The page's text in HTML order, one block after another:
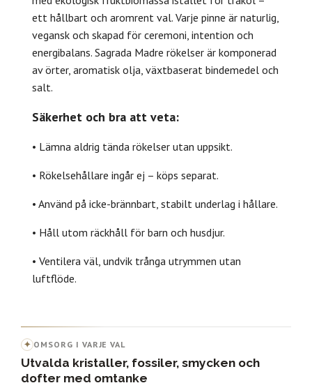
ett hållbart och aromrent val. Varje pinne är naturlig,
vegansk och skapad för ceremoni, intention och
energibalans. Sagrada Madre rökelser är komponerad
av örter, aromatisk olja, växtbaserat bindemedel och
salt.
Säkerhet och bra att veta:
• Lämna aldrig tända rökelser utan uppsikt.
• Rökelsehållare ingår ej – köps separat.
• Använd på icke-brännbart, stabilt underlag i hållare.
• Håll utom räckhåll för barn och husdjur.
• Ventilera väl, undvik trånga utrymmen utan
luftflöde.
✦ OMSORG I VARJE VAL
Utvalda kristaller, fossiler, smycken och
dofter med omtanke